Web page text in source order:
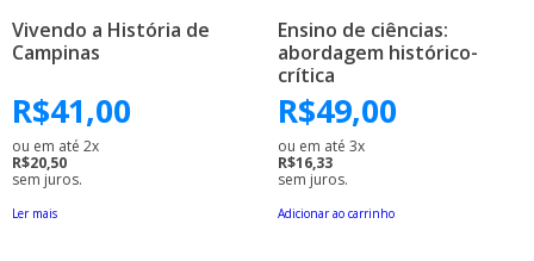
Vivendo a História de
Campinas
R$41,00
ou em até 2x
R$20,50
sem juros.
Ler mais
Ensino de ciências:
abordagem histórico-
crítica
R$49,00
ou em até 3x
R$16,33
sem juros.
Adicionar ao carrinho